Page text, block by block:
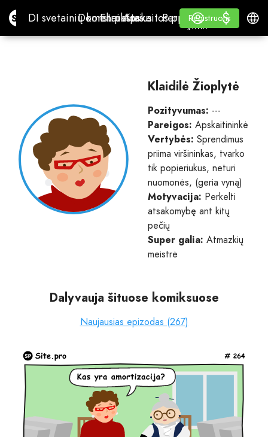
Site.proDI svetainių konstruktorius
DI svetainių konstruktorius
Domenai
DomenaiEl. paštas
El. paštasApskaitos programa
Apskaitos programa
Perpardavėjams
„WHITE LABEL“
Mokymasis
Mokymasis
Registruotis
Registruotis
Prisijungti
$
$
Klaidilė Žioplytė
Pozityvumas: ---
Pareigos: Apskaitininkė
Vertybės: Sprendimus
priima viršininkas, tvarko
tik popieriukus, neturi
nuomonės, (geria vyną)
Motyvacija: Perkelti
atsakomybę ant kitų
pečių
Super galia: Atmazkių
meistrė
Dalyvauja šituose komiksuose
Naujausias epizodas (267)